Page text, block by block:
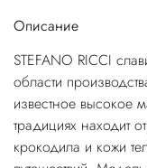
Описание
STEFANO RICCI
области
известное высокое
традициях находит
крокодила и кожи